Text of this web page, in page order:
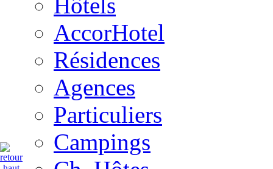
AccorHotel
Résidences
Agences
Particuliers
Campings